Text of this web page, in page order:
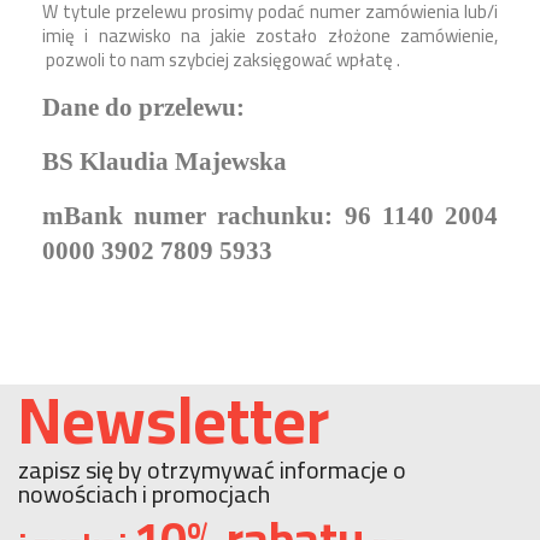
W tytule przelewu prosimy podać numer zamówienia lub/i
imię i nazwisko na jakie zostało złożone zamówienie,
pozwoli to nam szybciej zaksięgować wpłatę .
Dane do przelewu:
BS Klaudia Majewska
mBank numer rachunku: 96 1140 2004
0000 3902 7809 5933
Newsletter
zapisz się by otrzymywać informacje o
nowościach i promocjach